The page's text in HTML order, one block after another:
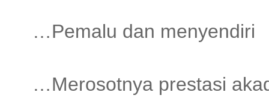
…Pemalu dan menyendiri
…Merosotnya prestasi